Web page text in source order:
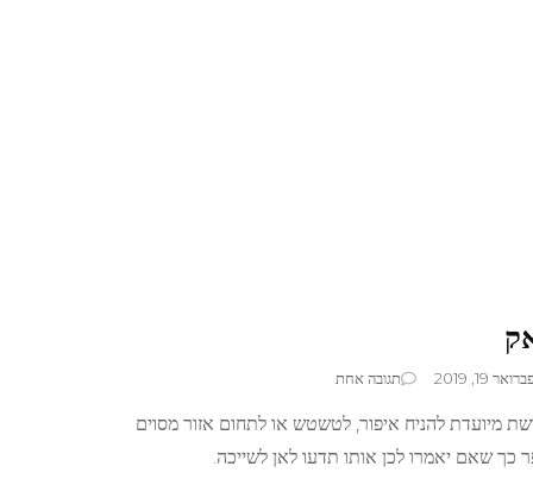
19, 2019 תגובה אחת
איפור
מאק
מיועדת להניח איפור, לטשטש או לתחום אזור מסוים
שאם יאמרו לכן אותו תדעו לאן לשייכה.